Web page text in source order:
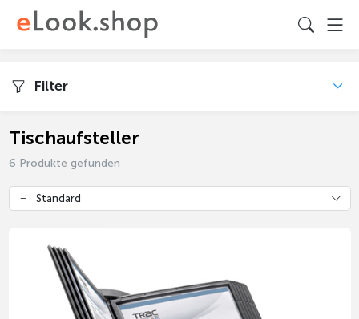
Filter
Tischaufsteller
6 Produkte gefunden
Standard